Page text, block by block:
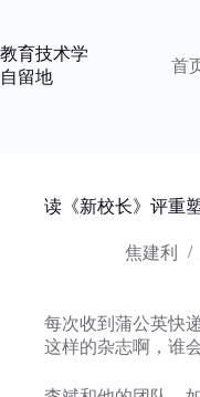
内
容
教育技术学
自留地
首
读《新校长》评重
焦建利
每次收到蒲公英快
这样的杂志啊，谁